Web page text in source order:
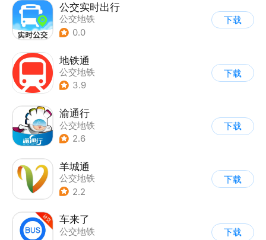
公交实时出行
公交地铁
0.0
下载
地铁通
公交地铁
3.9
下载
渝通行
公交地铁
2.6
下载
羊城通
公交地铁
2.2
下载
车来了
公交地铁
下载